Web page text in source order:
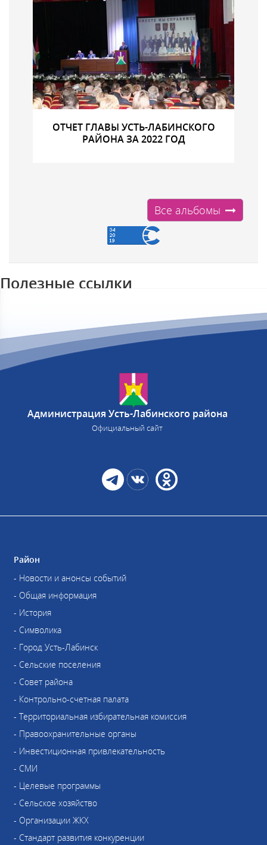
ОТЧЕТ ГЛАВЫ УСТЬ-ЛАБИНСКОГО
РАЙОНА ЗА 2022 ГОД
Все альбомы
Полезные ссылки
Администрация Усть-Лабинского района
Официальный сайт
Район
- Новости и анонсы событий
- Общая информация
- История
- Символика
- Город Усть-Лабинск
- Сельские поселения
- Совет района
- Контрольно-счетная палата
- Территориальная избирательная комиссия
- Правоохранительные органы
- Инвестиционная привлекательность
- СМИ
- Целевые программы
- Сельское хозяйство
- Организации ЖКХ
- Стандарт развития конкуренции